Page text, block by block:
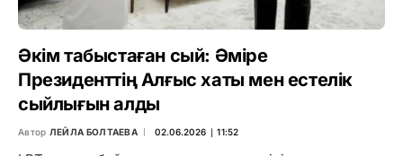
Әкім табыстаған сый: Әміре
Президенттің Алғыс хаты мен естелік
сыйлығын алды
Автор ЛЕЙЛА БОЛТАЕВА 02.06.2026 ∣ 11:52